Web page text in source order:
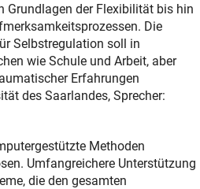
Grundlagen der Flexibilität bis hin
Die
Selbstregulation soll in
wie Schule und Arbeit, aber
Erfahrungen
des Saarlandes, Sprecher:
Methoden
Umfangreichere Unterstützung
die den gesamten